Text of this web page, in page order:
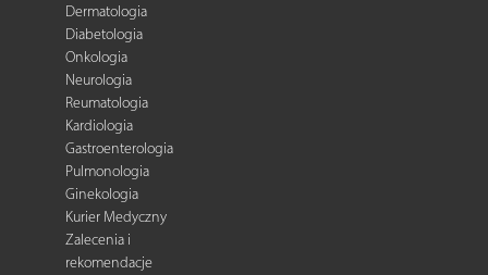
Dermatologia
Diabetologia
Onkologia
Neurologia
Reumatologia
Kardiologia
Gastroenterologia
Pulmonologia
Ginekologia
Kurier Medyczny
Zalecenia i
rekomendacje